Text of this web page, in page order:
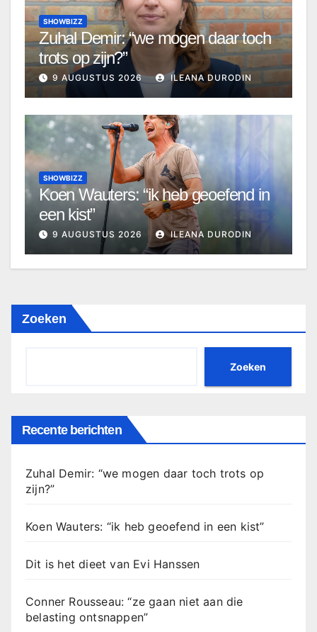
SHOWBIZZ
Zuhal Demir: “we mogen daar toch
trots op zijn?”
9 AUGUSTUS 2026 ILEANA DURODIN
SHOWBIZZ
Koen Wauters: “ik heb geoefend in
een kist”
9 AUGUSTUS 2026 ILEANA DURODIN
Zoeken
Zoeken
Recente berichten
Zuhal Demir: “we mogen daar toch trots op
zijn?”
Koen Wauters: “ik heb geoefend in een kist”
Dit is het dieet van Evi Hanssen
Conner Rousseau: “ze gaan niet aan die
belasting ontsnappen”